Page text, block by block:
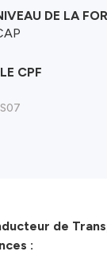
DE LA
CPF
de
: